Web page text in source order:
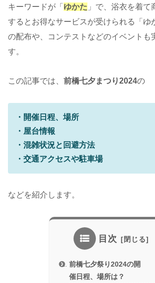
キーワードが「 ゆかた 」で、浴衣を着て
するとお得なサービスが受けられる「ゆ
の配布や、コンテストなどのイベントも
す。
この記事では、 前橋七夕まつり2024の
・開催日程、場所
・屋台情報
・混雑状況と回避方法
・交通アクセスや駐車場
などを紹介します。
目次
前橋七夕祭り2024の開
催日程、場所は？